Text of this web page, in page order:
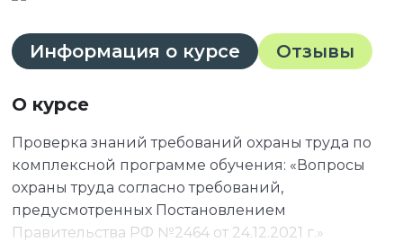
Информация о курсе Отзывы
О курсе
Проверка знаний требований охраны труда по
комплексной программе обучения: «Вопросы
охраны труда согласно требований,
предусмотренных Постановлением
Правительства РФ №2464 от 24.12.2021 г.»